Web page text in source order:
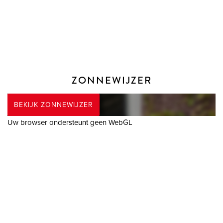
recente model dat is vastgesteld door de NVM, de
Consumentenbond en Vereniging Eigen Huis en aangevuld
met enkele aanvullende artikelen waaronder (maar niet
uitsluitend) een ouderdoms-clausule, een clausule over de
ZONNEWIJZER
BEKIJK ZONNEWIJZER
Uw browser ondersteunt geen WebGL